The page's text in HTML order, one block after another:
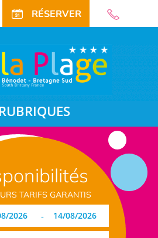
RÉSERVER
RUBRIQUES
TARIFS GARANTIS
-